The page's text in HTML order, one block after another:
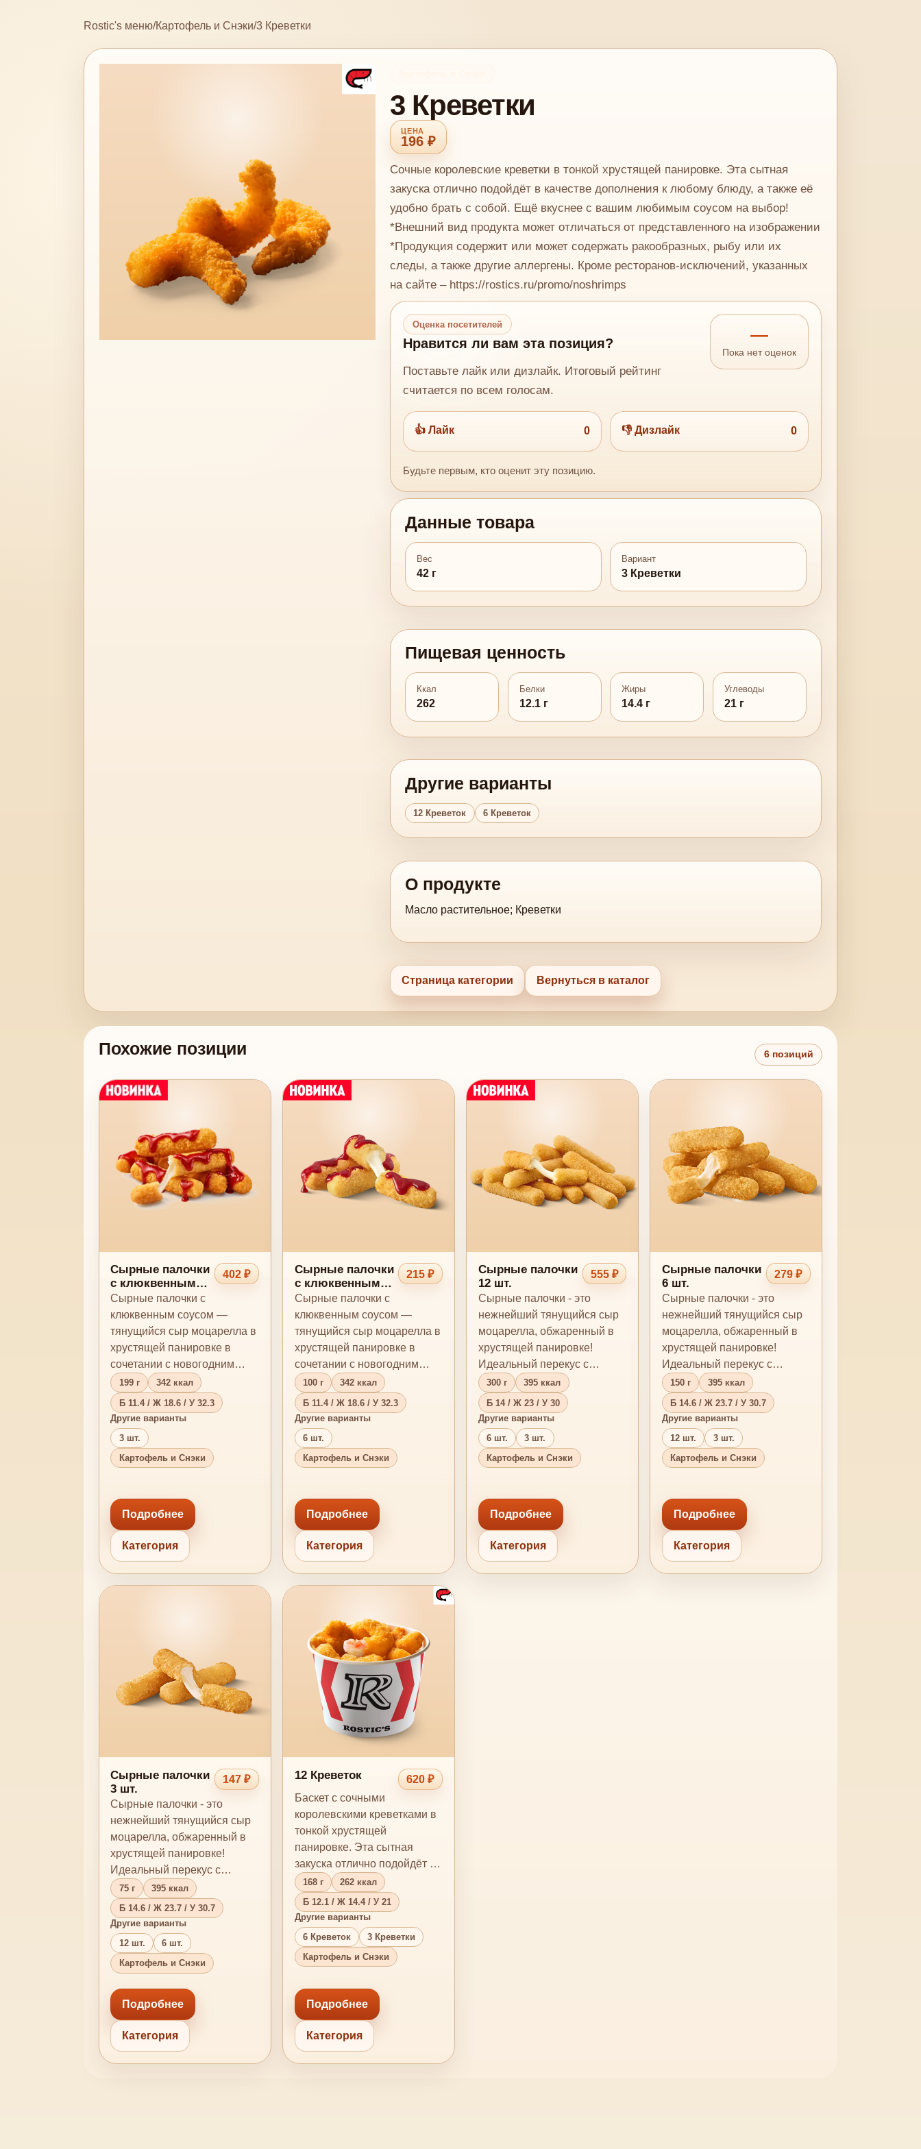
Rostic's меню/Картофель и Снэки/3 Креветки
3 Креветки
196 ₽
Сочные королевские креветки в тонкой хрустящей панировке. Эта сытная
закуска отлично подойдёт в качестве дополнения к любому блюду, а также её
удобно брать с собой. Ещё вкуснее с вашим любимым соусом на выбор!
*Внешний вид продукта может отличаться от представленного на изображении
*Продукция содержит или может содержать ракообразных, рыбу или их
следы, а также другие аллергены. Кроме ресторанов-исключений, указанных
на сайте – https://rostics.ru/promo/noshrimps
Оценка посетителей
Нравится ли вам эта позиция?
Поставьте лайк или дизлайк. Итоговый рейтинг
считается по всем голосам.
—
Пока нет оценок
👍 Лайк 0 👎 Дизлайк 0
Будьте первым, кто оценит эту позицию.
Данные товара
Вес
42 г
Вариант
3 Креветки
Пищевая ценность
Ккал
262
Белки
12.1 г
Жиры
14.4 г
Углеводы
21 г
Другие варианты
12 Креветок 6 Креветок
О продукте
Масло растительное; Креветки
Страница категории Вернуться в каталог
Похожие позиции 6 позиций
Сырные палочки
с клюквенным
соусом 6 шт.
402 ₽
Сырные палочки с
клюквенным соусом —
тянущийся сыр моцарелла в
хрустящей панировке в
сочетании с новогодним
клюквенным соусом с
натуральным…
199 г
342 ккал
Б 11.4 / Ж 18.6 / У 32.3
Другие варианты
3 шт.
Картофель и Снэки
Подробнее
Категория
Сырные палочки
с клюквенным
соусом 3 шт.
215 ₽
Сырные палочки с
клюквенным соусом —
тянущийся сыр моцарелла в
хрустящей панировке в
сочетании с новогодним
клюквенным соусом с
натуральным…
100 г
342 ккал
Б 11.4 / Ж 18.6 / У 32.3
Другие варианты
6 шт.
Картофель и Снэки
Подробнее
Категория
Сырные палочки
12 шт.
555 ₽
Сырные палочки - это
нежнейший тянущийся сыр
моцарелла, обжаренный в
хрустящей панировке!
Идеальный перекус с
любимым соусом! *Внешний
вид …
300 г
395 ккал
Б 14 / Ж 23 / У 30
Другие варианты
6 шт.
3 шт.
Картофель и Снэки
Подробнее
Категория
Сырные палочки
6 шт.
279 ₽
Сырные палочки - это
нежнейший тянущийся сыр
моцарелла, обжаренный в
хрустящей панировке!
Идеальный перекус с
любимым соусом! *Внешний
вид …
150 г
395 ккал
Б 14.6 / Ж 23.7 / У 30.7
Другие варианты
12 шт.
3 шт.
Картофель и Снэки
Подробнее
Категория
Сырные палочки
3 шт.
147 ₽
Сырные палочки - это
нежнейший тянущийся сыр
моцарелла, обжаренный в
хрустящей панировке!
Идеальный перекус с
любимым соусом! *Внешний
вид …
75 г
395 ккал
Б 14.6 / Ж 23.7 / У 30.7
Другие варианты
12 шт.
6 шт.
Картофель и Снэки
Подробнее
Категория
12 Креветок 620 ₽
Баскет с сочными
королевскими креветками в
тонкой хрустящей
панировке. Эта сытная
закуска отлично подойдёт в
качестве дополнения к
любому б…
168 г
262 ккал
Б 12.1 / Ж 14.4 / У 21
Другие варианты
6 Креветок
3 Креветки
Картофель и Снэки
Подробнее
Категория